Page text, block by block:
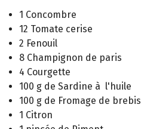
1 Concombre
12 Tomate cerise
2 Fenouil
8 Champignon de paris
4 Courgette
100 g de Sardine à l'huile
100 g de Fromage de brebis
1 Citron